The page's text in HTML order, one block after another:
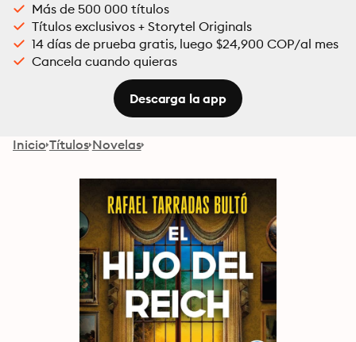
Más de 500 000 títulos
Títulos exclusivos + Storytel Originals
14 días de prueba gratis, luego $24,900 COP/al mes
Cancela cuando quieras
Descarga la app
Inicio Títulos Novelas